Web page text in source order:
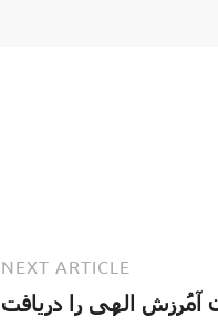
NEXT ARTICLE
آمُرزش الهی را دریافت